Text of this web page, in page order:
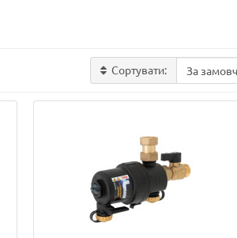
Сортувати: